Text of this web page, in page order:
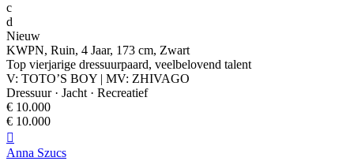
c
d
Nieuw
KWPN, Ruin, 4 Jaar, 173 cm, Zwart
Top vierjarige dressuurpaard, veelbelovend talent
V: TOTO’S BOY | MV: ZHIVAGO
Dressuur · Jacht · Recreatief
€ 10.000
€ 10.000

Anna Szucs